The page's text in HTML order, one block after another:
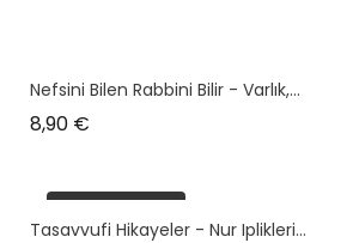
Nefsini Bilen Rabbini Bilir - Varlık,...
8,90 €
plus en stock
Tasavvufi Hikayeler - Nur Iplikleri...